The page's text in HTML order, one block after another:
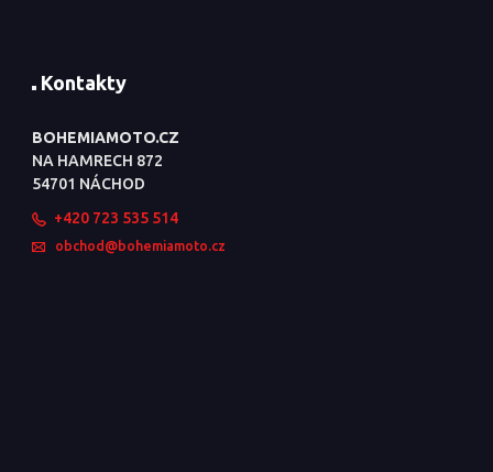
Kontakty
BOHEMIAMOTO.CZ
NA HAMRECH 872
54701 NÁCHOD
+420 723 535 514
obchod@bohemiamoto.cz